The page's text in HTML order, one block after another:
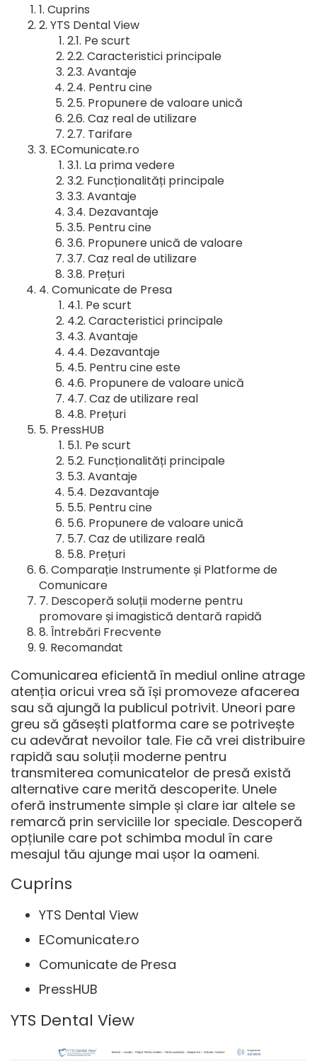
Cuprins
YTS Dental View
Pe scurt
Caracteristici principale
Avantaje
Pentru cine
Propunere de valoare unică
Caz real de utilizare
Tarifare
EComunicate.ro
La prima vedere
Funcționalități principale
Avantaje
Dezavantaje
Pentru cine
Propunere unică de valoare
Caz real de utilizare
Prețuri
Comunicate de Presa
Pe scurt
Caracteristici principale
Avantaje
Dezavantaje
Pentru cine este
Propunere de valoare unică
Caz de utilizare real
Prețuri
PressHUB
Pe scurt
Funcționalități principale
Avantaje
Dezavantaje
Pentru cine
Propunere de valoare unică
Caz de utilizare reală
Prețuri
Comparație Instrumente și Platforme de
Comunicare
Descoperă soluții moderne pentru
promovare și imagistică dentară rapidă
Întrebări Frecvente
Recomandat
Comunicarea eficientă în mediul online atrage
atenția oricui vrea să își promoveze afacerea
sau să ajungă la publicul potrivit. Uneori pare
greu să găsești platforma care se potrivește
cu adevărat nevoilor tale. Fie că vrei distribuire
rapidă sau soluții moderne pentru
transmiterea comunicatelor de presă există
alternative care merită descoperite. Unele
oferă instrumente simple și clare iar altele se
remarcă prin serviciile lor speciale. Descoperă
opțiunile care pot schimba modul în care
mesajul tău ajunge mai ușor la oameni.
Cuprins
YTS Dental View
EComunicate.ro
Comunicate de Presa
PressHUB
YTS Dental View